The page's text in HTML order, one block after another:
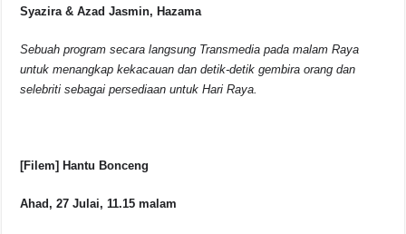
Syazira & Azad Jasmin, Hazama
Sebuah program secara langsung Transmedia pada malam Raya
untuk menangkap kekacauan dan detik-detik gembira orang dan
selebriti sebagai persediaan untuk Hari Raya.
[Filem] Hantu Bonceng
Ahad, 27 Julai, 11.15 malam